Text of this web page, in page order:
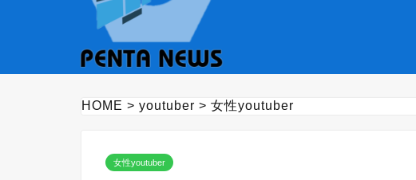
HOME > youtuber > 女性youtuber
女性youtuber